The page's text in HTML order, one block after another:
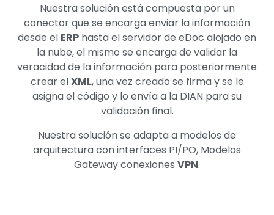
Nuestra solución está compuesta por un
conector que se encarga enviar la información
desde el ERP hasta el servidor de eDoc alojado en
la nube, el mismo se encarga de validar la
veracidad de la información para posteriormente
crear elXML, una vez creado se firma y se le
asigna el código y lo envía a la DIAN para su
validación final.
Nuestra solución se adapta a modelos de
arquitectura con interfaces PI/PO, Modelos
Gateway conexiones VPN.